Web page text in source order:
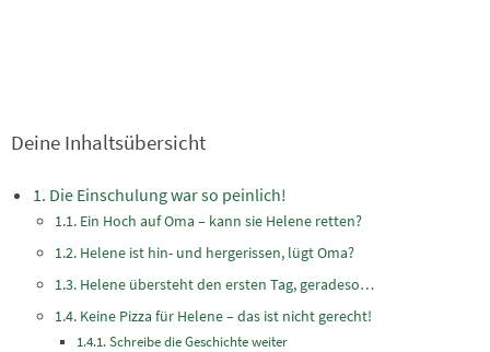
Deine Inhaltsübersicht
Die Einschulung war so peinlich!
Ein Hoch auf Oma – kann sie Helene retten?
Helene ist hin- und hergerissen, lügt Oma?
Helene übersteht den ersten Tag, geradeso…
Keine Pizza für Helene – das ist nicht gerecht!
Schreibe die Geschichte weiter